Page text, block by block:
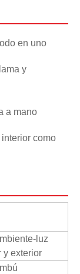
en uno
y
a mano
como
luz
y exterior